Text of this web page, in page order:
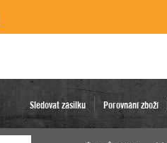
Sledovat zásilku Porovnání zboží